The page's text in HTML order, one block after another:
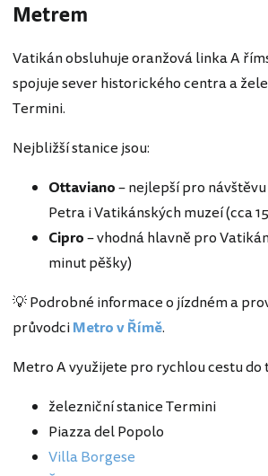
Metrem
Vatikán obsluhuje oranžová linka A
spojuje sever historického centra a
Termini.
Nejbližší stanice jsou:
Ottaviano– nejlepší pro
Petra i Vatikánských muzeí (cca
Cipro– vhodná hlavně pro
minut pěšky)
💡 Podrobné informace o jízdném a
průvodciMetro v Římě.
Metro A využijete pro rychlou cestu do
železniční stanice Termini
Piazza del Popolo
Villa Borgese